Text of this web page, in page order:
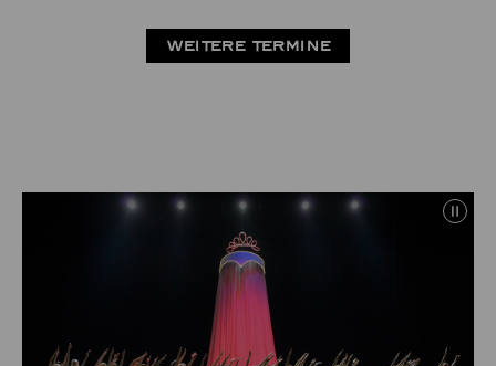
WEITERE TERMINE